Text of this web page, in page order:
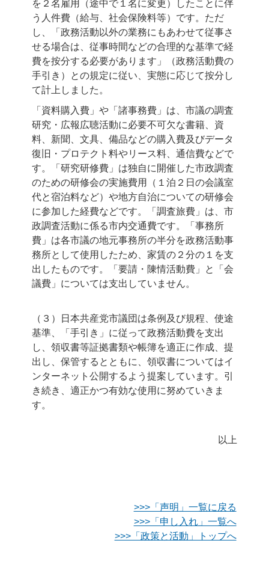
を２名雇用（途中で１名に変更）したことに伴
う人件費（給与、社会保険料等）です。ただ
し、「政務活動以外の業務にもあわせて従事さ
せる場合は、従事時間などの合理的な基準で経
費を按分する必要があります」（政務活動費の
手引き）との規定に従い、実態に応じて按分し
て計上しました。
「資料購入費」や「諸事務費」は、市議の調査
研究・広報広聴活動に必要不可欠な書籍、資
料、新聞、文具、備品などの購入費及びデータ
復旧・プロテクト料やリース料、通信費などで
す。「研究研修費」は独自に開催した市政調査
のための研修会の実施費用（１泊２日の会議室
代と宿泊料など）や地方自治についての研修会
に参加した経費などです。「調査旅費」は、市
政調査活動に係る市内交通費です。「事務所
費」は各市議の地元事務所の半分を政務活動事
務所として使用したため、家賃の２分の１を支
出したものです。「要請・陳情活動費」と「会
議費」については支出していません。
（３）日本共産党市議団は条例及び規程、使途
基準、「手引き」に従って政務活動費を支出
し、領収書等証拠書類や帳簿を適正に作成、提
出し、保管するとともに、領収書についてはイ
ンターネット公開するよう提案しています。引
き続き、適正かつ有効な使用に努めていきま
す。
以上
>>>「声明」一覧に戻る
>>>「申し入れ」一覧へ
>>>「政策と活動」トップへ